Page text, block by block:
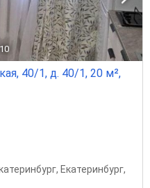
40/1, д. 40/1, 20 м²,
, Екатеринбург,